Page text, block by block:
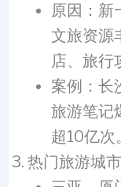
原因：新
文旅资源
店、旅行
案例：长
旅游笔记
超10亿次。
热门旅游城市